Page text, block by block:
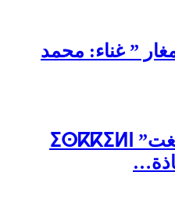
” غناء: محمد
أنشودة “اسكيلن تمازيغت” ⵉⵙⴽⴽⵉⵍⵏ